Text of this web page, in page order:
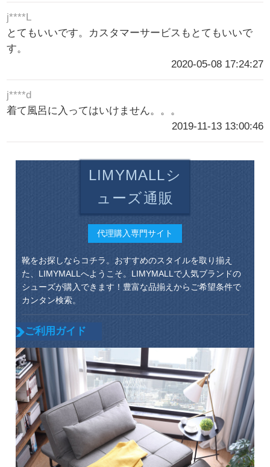
j****L
とてもいいです。カスタマーサービスもとてもいいで
す。
2020-05-08 17:24:27
j****d
着て風呂に入ってはいけません。。。
2019-11-13 13:00:46
LIMYMALLシ
ューズ通販
代理購入専門サイト
靴をお探しならコチラ。おすすめのスタイルを取り揃え
た、LIMYMALLへようこそ。LIMYMALLで人気ブランドの
シューズが購入できます！豊富な品揃えからご希望条件で
カンタン検索。
ご利用ガイド